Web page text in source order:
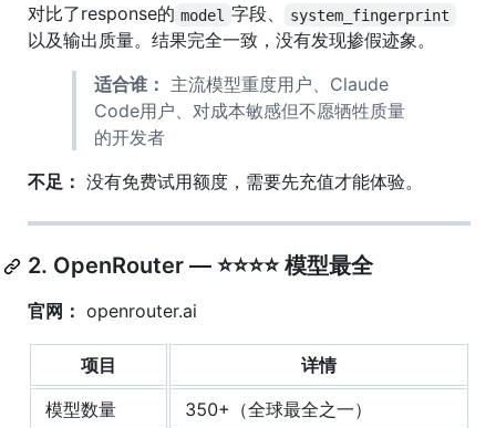
对比了response的 model 字段、 system_fingerprint
以及输出质量。结果完全一致，没有发现掺假迹象。
适合谁： 主流模型重度用户、Claude
Code用户、对成本敏感但不愿牺牲质量
的开发者
不足： 没有免费试用额度，需要先充值才能体验。
2. OpenRouter — ⭐⭐⭐⭐ 模型最全
官网： openrouter.ai
项目
详情
模型数量
350+（全球最全之一）